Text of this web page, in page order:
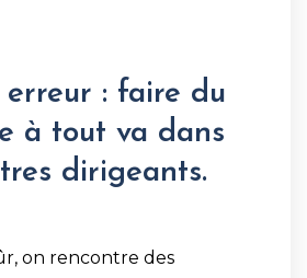
erreur : faire du
à tout va dans
dirigeants.
on rencontre des